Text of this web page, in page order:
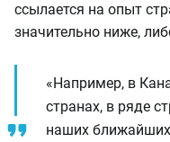
ссылается на опыт
значительно ниже,
«Например, в
странах, в ряде
наших ближайших